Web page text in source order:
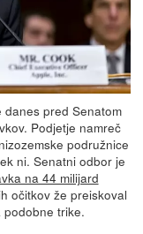
pred Senatom
Podjetje namreč
podružnice
ni. Senatni odbor je
na 44 milijard
očitkov že preiskoval
podobne trike.